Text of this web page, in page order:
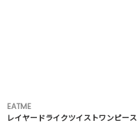
EATME
レイヤードライクツイストワンピース